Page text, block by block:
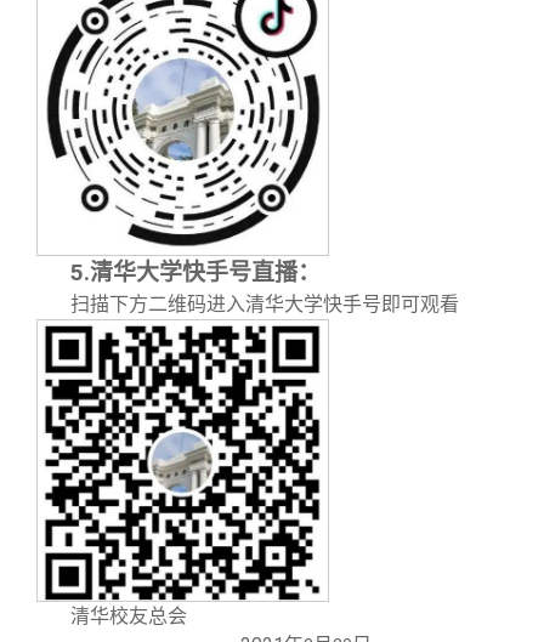
5.清华大学快手号直播：
扫描下方二维码进入清华大学快手号即可观看
清华校友总会